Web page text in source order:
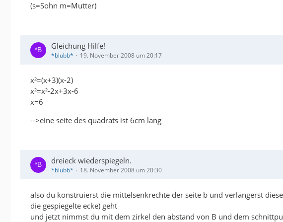
(s=Sohn m=Mutter)
Gleichung Hilfe!
*blubb* 19. November 2008 um 20:17
x²=(x+3)(x-2)
x²=x²-2x+3x-6
x=6
-->eine seite des quadrats ist 6cm lang
dreieck wiederspiegeln.
*blubb* 18. November 2008 um 20:30
also du konstruierst die mittelsenkrechte der seite b und verlängerst
die gespiegelte ecke) geht
und jetzt nimmst du mit dem zirkel den abstand von B und dem